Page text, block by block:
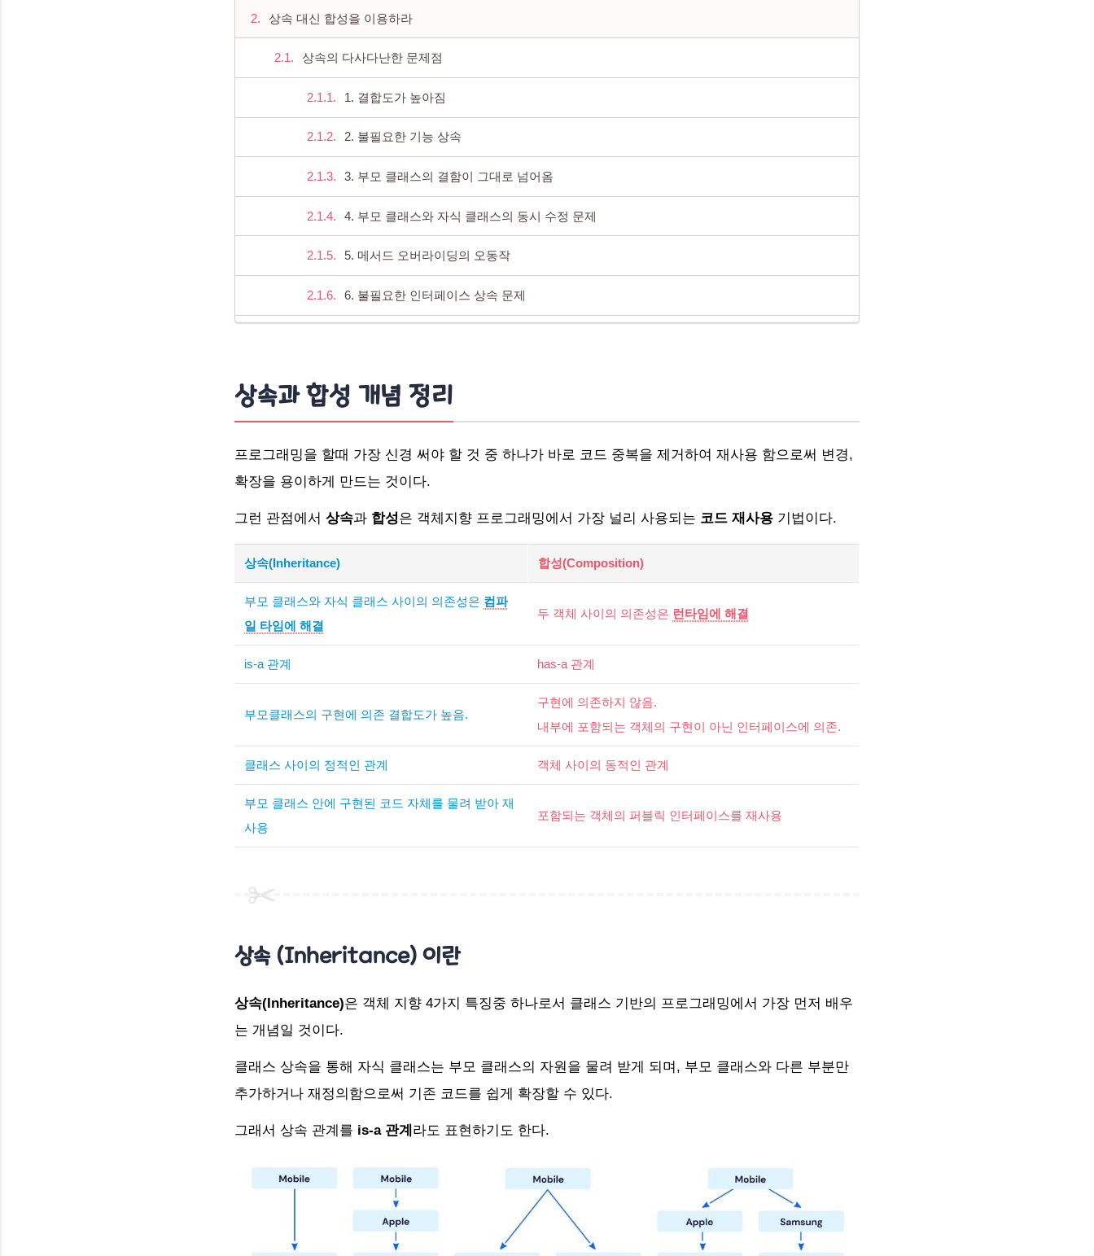
상속 대신 합성을 이용하라
상속의 다사다난한 문제점
1. 결합도가 높아짐
2. 불필요한 기능 상속
3. 부모 클래스의 결함이 그대로 넘어옴
4. 부모 클래스와 자식 클래스의 동시 수정 문제
5. 메서드 오버라이딩의 오동작
6. 불필요한 인터페이스 상속 문제
불필요한 인터페이스 상속 문제 해결
메서드 오버라이딩의 오동작 해결
상속과 합성 개념 정리
프로그래밍을 할때 가장 신경 써야 할 것 중 하나가 바로 코드 중복을 제거하여 재사용 함으로써 변경,
확장을 용이하게 만드는 것이다.
그런 관점에서 상속과 합성은 객체지향 프로그래밍에서 가장 널리 사용되는 코드 재사용 기법이다.
상속(Inheritance) 합성(Composition)
부모 클래스와 자식 클래스 사이의 의존성은 컴파
일 타임에 해결
두 객체 사이의 의존성은 런타임에 해결
is-a 관계 has-a 관계
부모클래스의 구현에 의존 결합도가 높음.
구현에 의존하지 않음.
내부에 포함되는 객체의 구현이 아닌 인터페이스에 의존.
클래스 사이의 정적인 관계 객체 사이의 동적인 관계
부모 클래스 안에 구현된 코드 자체를 물려 받아 재
사용
포함되는 객체의 퍼블릭 인터페이스를 재사용
상속 (Inheritance) 이란
상속(Inheritance)은 객체 지향 4가지 특징중 하나로서 클래스 기반의 프로그래밍에서 가장 먼저 배우
는 개념일 것이다.
클래스 상속을 통해 자식 클래스는 부모 클래스의 자원을 물려 받게 되며, 부모 클래스와 다른 부분만
추가하거나 재정의함으로써 기존 코드를 쉽게 확장할 수 있다.
그래서 상속 관계를 is-a관계 라도 표현하기도 한다.